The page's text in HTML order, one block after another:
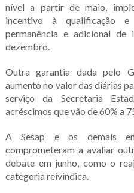
nível a partir de maio,
incentivo à qualificação
permanência e adicional de
dezembro.
Outra garantia dada pelo
aumento no valor das diárias
serviço da Secretaria
acréscimos que vão de 60% a
A Sesap e os demais
comprometeram a avaliar
debate em junho, como o
categoria reivindica.